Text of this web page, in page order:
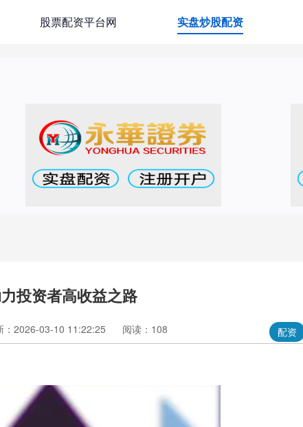
股票配资平台网 实盘炒股配资
投资者高收益之路
配资
：2026-03-10 11:22:25 阅读：108